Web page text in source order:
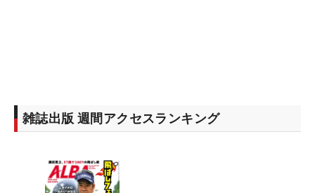
雑誌出版 週間アクセスランキング